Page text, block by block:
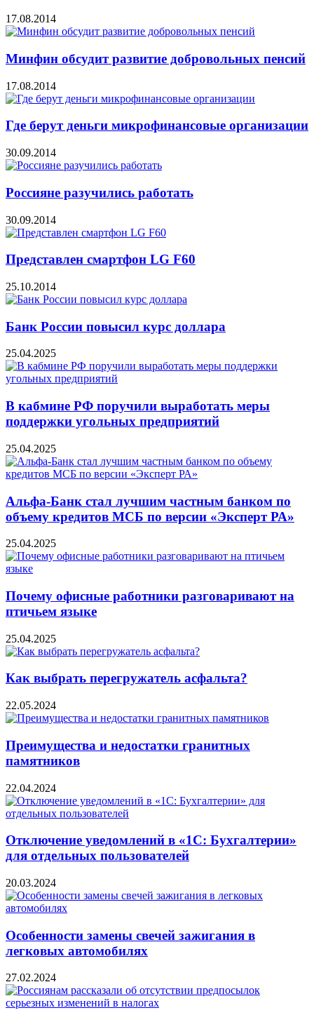
17.08.2014
Минфин обсудит развитие добровольных пенсий
17.08.2014
Где берут деньги микрофинансовые организации
30.09.2014
Россияне разучились работать
30.09.2014
Представлен смартфон LG F60
25.10.2014
Банк России повысил курс доллара
25.04.2025
В кабмине РФ поручили выработать меры
поддержки угольных предприятий
25.04.2025
Альфа-Банк стал лучшим частным банком по
объему кредитов МСБ по версии «Эксперт РА»
25.04.2025
Почему офисные работники разговаривают на
птичьем языке
25.04.2025
Как выбрать перегружатель асфальта?
22.05.2024
Преимущества и недостатки гранитных
памятников
22.04.2024
Отключение уведомлений в «1С: Бухгалтерии»
для отдельных пользователей
20.03.2024
Особенности замены свечей зажигания в
легковых автомобилях
27.02.2024